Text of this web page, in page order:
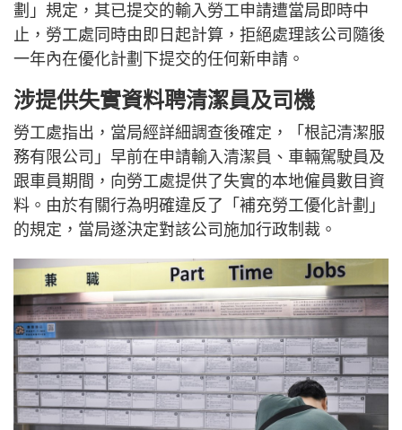
劃」規定，其已提交的輸入勞工申請遭當局即時中
止，勞工處同時由即日起計算，拒絕處理該公司隨後
一年內在優化計劃下提交的任何新申請。
涉提供失實資料聘清潔員及司機
勞工處指出，當局經詳細調查後確定，「根記清潔服
務有限公司」早前在申請輸入清潔員、車輛駕駛員及
跟車員期間，向勞工處提供了失實的本地僱員數目資
料。由於有關行為明確違反了「補充勞工優化計劃」
的規定，當局遂決定對該公司施加行政制裁。